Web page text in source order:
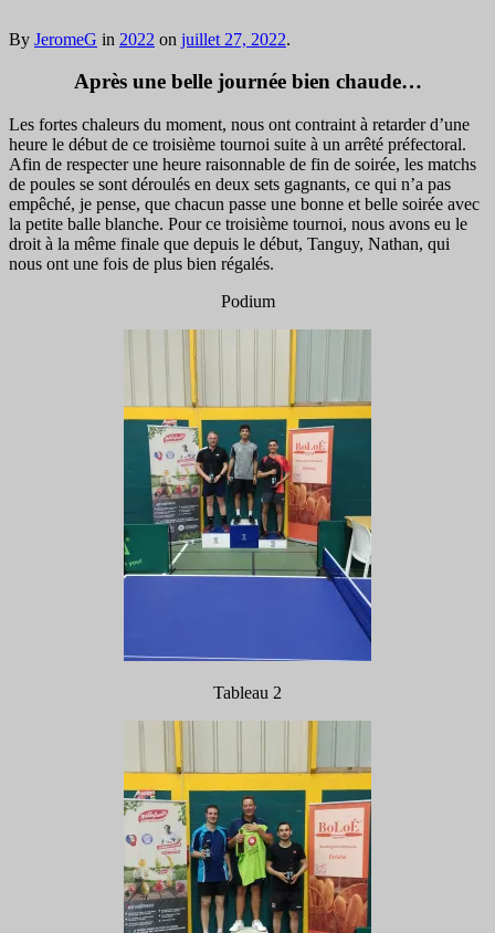
By JeromeG in 2022 on juillet 27, 2022.
Après une belle journée bien chaude…
Les fortes chaleurs du moment, nous ont contraint à retarder d’une
heure le début de ce troisième tournoi suite à un arrêté préfectoral.
Afin de respecter une heure raisonnable de fin de soirée, les matchs
de poules se sont déroulés en deux sets gagnants, ce qui n’a pas
empêché, je pense, que chacun passe une bonne et belle soirée avec
la petite balle blanche. Pour ce troisième tournoi, nous avons eu le
droit à la même finale que depuis le début, Tanguy, Nathan, qui
nous ont une fois de plus bien régalés.
Podium
Tableau 2